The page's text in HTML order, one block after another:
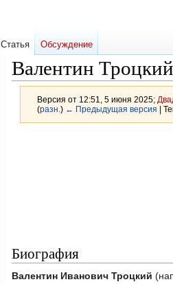
Валентин Троцкий
Версия от 12:51, 5 июня 2025;
(разн. ) ← Предыдущая версия |
Биография
Валентин Иванович Троцкий
Статья Обсуждение